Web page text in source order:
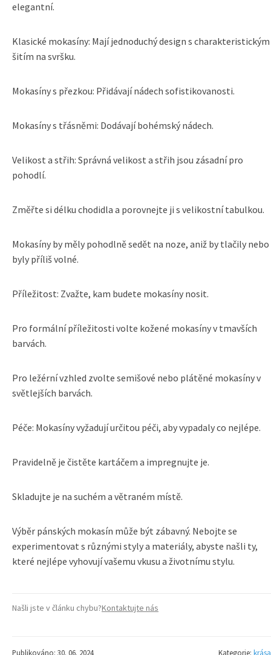
elegantní.
Klasické mokasíny: Mají jednoduchý design s charakteristickým
šitím na svršku.
Mokasíny s přezkou: Přidávají nádech sofistikovanosti.
Mokasíny s třásněmi: Dodávají bohémský nádech.
Velikost a střih: Správná velikost a střih jsou zásadní pro
pohodlí.
Změřte si délku chodidla a porovnejte ji s velikostní tabulkou.
Mokasíny by měly pohodlně sedět na noze, aniž by tlačily nebo
byly příliš volné.
Příležitost: Zvažte, kam budete mokasíny nosit.
Pro formální příležitosti volte kožené mokasíny v tmavších
barvách.
Pro ležérní vzhled zvolte semišové nebo plátěné mokasíny v
světlejších barvách.
Péče: Mokasíny vyžadují určitou péči, aby vypadaly co nejlépe.
Pravidelně je čistěte kartáčem a impregnujte je.
Skladujte je na suchém a větraném místě.
Výběr pánských mokasín může být zábavný. Nebojte se
experimentovat s různými styly a materiály, abyste našli ty,
které nejlépe vyhovují vašemu vkusu a životnímu stylu.
Našli jste v článku chybu?Kontaktujte nás
Publikováno: 30. 06. 2024 Kategorie: krása